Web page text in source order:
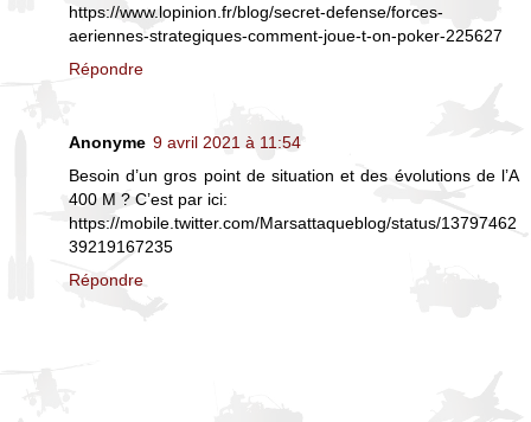
https://www.lopinion.fr/blog/secret-defense/forces-
aeriennes-strategiques-comment-joue-t-on-poker-225627
Répondre
Anonyme 9 avril 2021 à 11:54
Besoin d’un gros point de situation et des évolutions de l’A
400 M ? C’est par ici:
https://mobile.twitter.com/Marsattaqueblog/status/13797462
39219167235
Répondre